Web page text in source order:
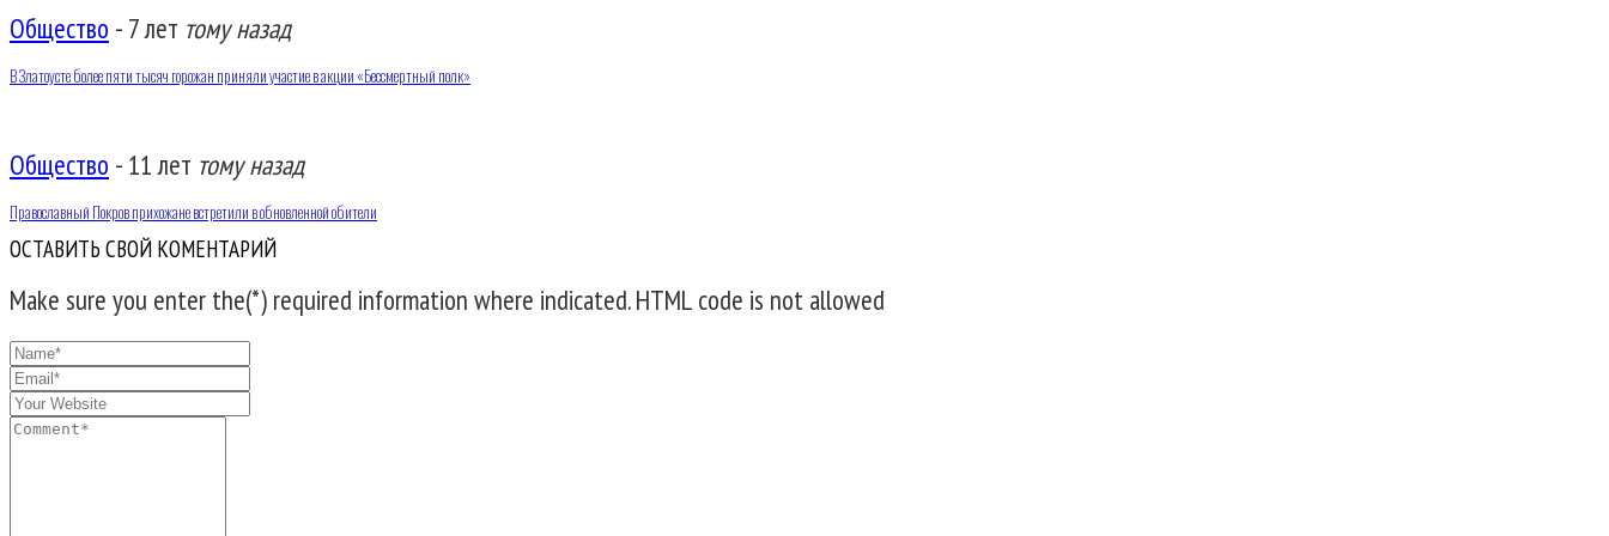
Общество - 7 лет тому назад
В Златоусте более пяти тысяч горожан приняли участие в акции «Бессмертный полк»
Общество - 11 лет тому назад
Православный Покров прихожане встретили в обновленной обители
ОСТАВИТЬ СВОЙ КОМЕНТАРИЙ
Make sure you enter the(*) required information where indicated. HTML code is not allowed